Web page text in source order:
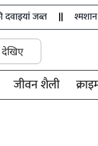
श्मशान घाट में आधी
देखिए
जीवन शैली